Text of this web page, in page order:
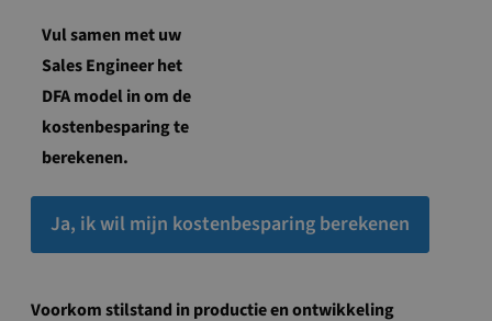
Vul samen met uw
Sales Engineer het
DFA model in om de
kostenbesparing te
berekenen.
Ja, ik wil mijn kostenbesparing berekenen
Voorkom stilstand in productie en ontwikkeling